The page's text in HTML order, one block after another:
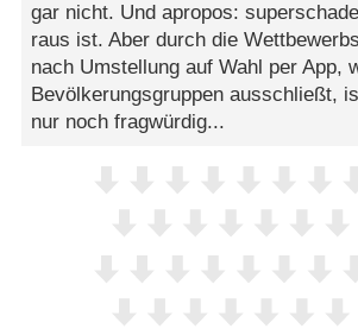
gar nicht. Und apropos:
raus ist. Aber durch die
nach Umstellung auf Wahl per App,
Bevölkerungsgruppen ausschließt,
nur noch fragwürdig...